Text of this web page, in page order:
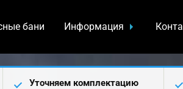
бани Информация
Уточняем комплектацию